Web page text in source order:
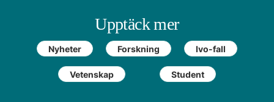
Upptäck mer
Nyheter Forskning Ivo-fall
Vetenskap Student